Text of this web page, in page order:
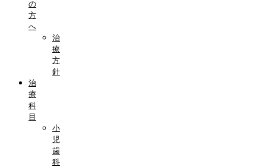
の
方
へ
治
療
方
針
治
療
科
目
小
児
歯
科